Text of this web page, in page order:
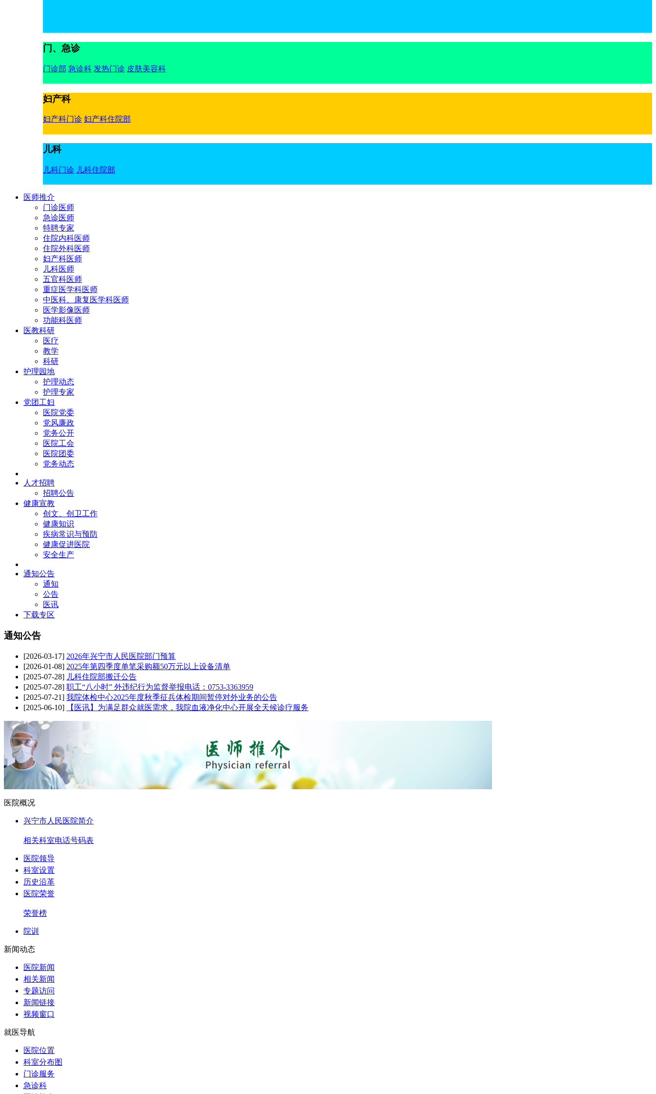
门、急诊
门诊部 急诊科 发热门诊 皮肤美容科
妇产科
妇产科门诊 妇产科住院部
儿科
儿科门诊 儿科住院部
医师推介
门诊医师
急诊医师
特聘专家
住院内科医师
住院外科医师
妇产科医师
儿科医师
五官科医师
重症医学科医师
中医科、康复医学科医师
医学影像医师
功能科医师
医教科研
医疗
教学
科研
护理园地
护理动态
护理专家
党团工妇
医院党委
党风廉政
党务公开
医院工会
医院团委
党务动态
人才招聘
招聘公告
健康宣教
创文、创卫工作
健康知识
疾病常识与预防
健康促进医院
安全生产
通知公告
通知
公告
医讯
下载专区
通知公告
[2026-03-17] 2026年兴宁市人民医院部门预算
[2026-01-08] 2025年第四季度单笔采购额50万元以上设备清单
[2025-07-28] 儿科住院部搬迁公告
[2025-07-28] 职工“八小时” 外违纪行为监督举报电话：0753-3363959
[2025-07-21] 我院体检中心2025年度秋季征兵体检期间暂停对外业务的公告
[2025-06-10]
【医讯】为满足群众就医需求，我院血液净化中心开展全天候诊疗服务
医院概况
兴宁市人民医院简介
相关科室电话号码表
医院领导
科室设置
历史沿革
医院荣誉
荣誉榜
院训
新闻动态
医院新闻
相关新闻
专题访问
新闻链接
视频窗口
就医导航
医院位置
科室分布图
门诊服务
急诊科